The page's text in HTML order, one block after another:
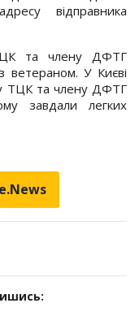
відправника
та члену ДФТГ
ветераном. У Києві
ТЦК та члену ДФТГ
завдали легких